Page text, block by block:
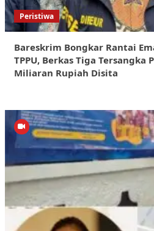
Peristiwa
Bareskrim Bongkar Rantai
TPPU, Berkas Tiga Tersangka
Miliaran Rupiah Disita